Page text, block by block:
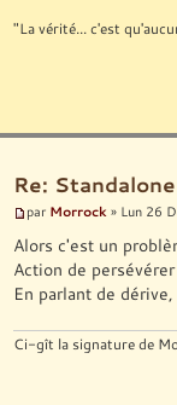
"La vérité... c'est
Re:
par Morrock » Lun 26
Alors c'est un
Action de
En parlant de
Ci-gît la signature de